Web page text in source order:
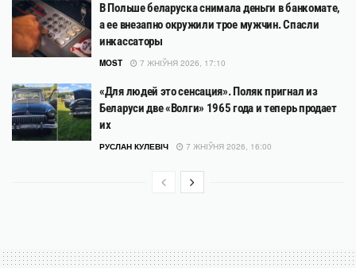
В Польше беларуска снимала деньги в банкомате,
а ее внезапно окружили трое мужчин. Спасли
инкассаторы
MOST 7 ЖНІЎНЯ 2026, 17:10
«Для людей это сенсация». Поляк пригнал из
Беларуси две «Волги» 1965 года и теперь продает
их
РУСЛАН КУЛЕВІЧ 7 ЖНІЎНЯ 2026, 16:00